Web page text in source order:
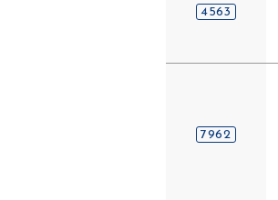
4563
7962